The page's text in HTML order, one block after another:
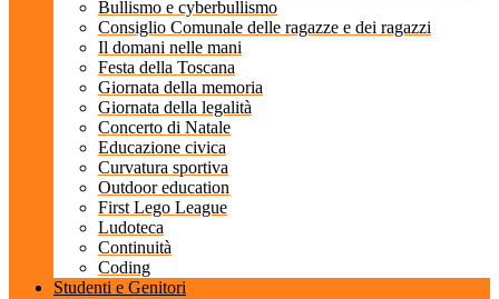
Bullismo e cyberbullismo
Consiglio Comunale delle ragazze e dei ragazzi
Il domani nelle mani
Festa della Toscana
Giornata della memoria
Giornata della legalità
Concerto di Natale
Educazione civica
Curvatura sportiva
Outdoor education
First Lego League
Ludoteca
Continuità
Coding
Studenti e Genitori